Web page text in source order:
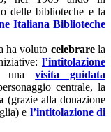
delle biblioteche e la
Italiana Biblioteche
ha voluto celebrarela
l’intitolazione
unavisita guidata
centrale, la
(grazie alla donazione
e l’intitolazione di